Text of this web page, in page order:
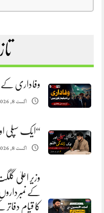
وفاداری کے
اگست 8, 2026
“ایک سپلی
اگست 8, 2026
وزیر اعلیٰ
کے
کا قیام